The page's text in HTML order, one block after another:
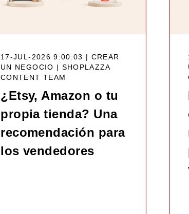
17-JUL-2026 9:00:03 | CREAR
UN NEGOCIO | SHOPLAZZA
CONTENT TEAM
¿Etsy, Amazon o tu
propia tienda? Una
recomendación para
los vendedores